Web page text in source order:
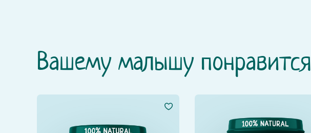
Вашему малышу понравится